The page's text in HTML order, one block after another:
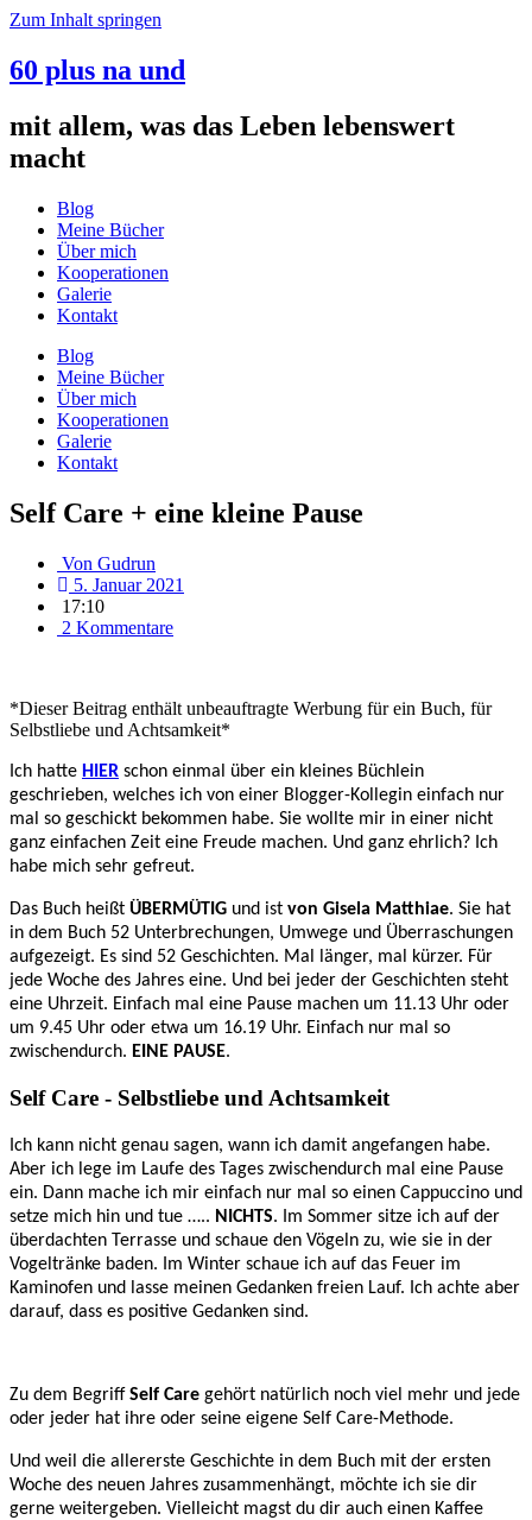
Zum Inhalt springen
60 plus na und
mit allem, was das Leben lebenswert
macht
Blog
Meine Bücher
Über mich
Kooperationen
Galerie
Kontakt
Blog
Meine Bücher
Über mich
Kooperationen
Galerie
Kontakt
Self Care + eine kleine Pause
Von Gudrun
5. Januar 2021
17:10
2 Kommentare
*Dieser Beitrag enthält unbeauftragte Werbung für ein Buch, für
Selbstliebe und Achtsamkeit*
Ich hatte HIER schon einmal über ein kleines Büchlein
geschrieben, welches ich von einer Blogger-Kollegin einfach nur
mal so geschickt bekommen habe. Sie wollte mir in einer nicht
ganz einfachen Zeit eine Freude machen. Und ganz ehrlich? Ich
habe mich sehr gefreut.
Das Buch heißt ÜBERMÜTIG und ist von Gisela Matthiae. Sie hat
in dem Buch 52 Unterbrechungen, Umwege und Überraschungen
aufgezeigt. Es sind 52 Geschichten. Mal länger, mal kürzer. Für
jede Woche des Jahres eine. Und bei jeder der Geschichten steht
eine Uhrzeit. Einfach mal eine Pause machen um 11.13 Uhr oder
um 9.45 Uhr oder etwa um 16.19 Uhr. Einfach nur mal so
zwischendurch. EINE PAUSE.
Self Care - Selbstliebe und Achtsamkeit
Ich kann nicht genau sagen, wann ich damit angefangen habe.
Aber ich lege im Laufe des Tages zwischendurch mal eine Pause
ein. Dann mache ich mir einfach nur mal so einen Cappuccino und
setze mich hin und tue ….. NICHTS. Im Sommer sitze ich auf der
überdachten Terrasse und schaue den Vögeln zu, wie sie in der
Vogeltränke baden. Im Winter schaue ich auf das Feuer im
Kaminofen und lasse meinen Gedanken freien Lauf. Ich achte aber
darauf, dass es positive Gedanken sind.
Zu dem BegriffSelf Care gehört natürlich noch viel mehr und jede
oder jeder hat ihre oder seine eigene Self Care-Methode.
Und weil die allererste Geschichte in dem Buch mit der ersten
Woche des neuen Jahres zusammenhängt, möchte ich sie dir
gerne weitergeben. Vielleicht magst du dir auch einen Kaffee